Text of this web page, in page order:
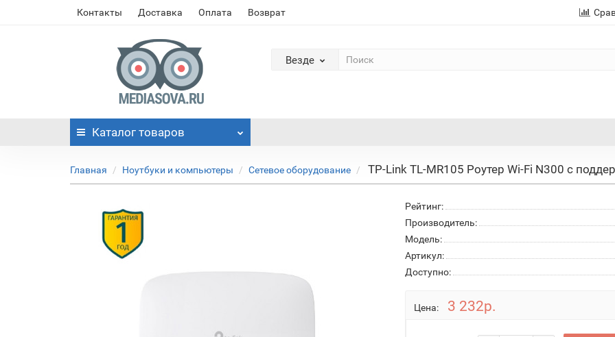
Контакты Доставка Оплата Возврат
Везде
Каталог товаров
Главная Ноутбуки и компьютеры Сетевое оборудование TP-Link TL-MR105 Роутер Wi-Fi N300 с
Рейтинг:
Производитель:
Модель:
Артикул:
Доступно:
Цена: 3 232р.